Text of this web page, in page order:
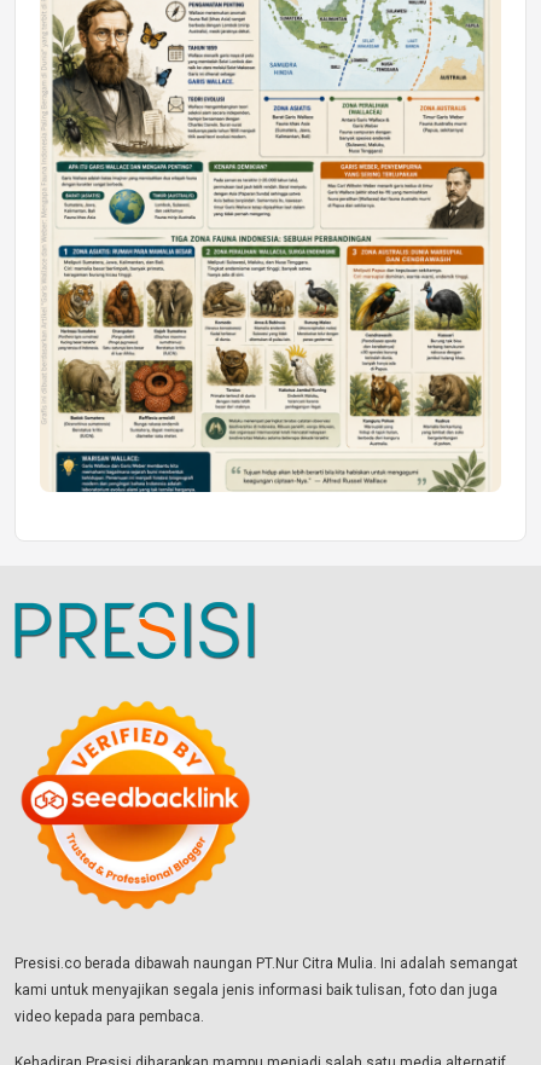
Astra Motor Kalimantan Timur 2 Dukung
Mahasiswa Samarinda dalam Astra
Honda SDGs Future Leaders 2026
Jumat, 10 Jul 2026 19:01
Presisi.co berada dibawah naungan PT.Nur Citra Mulia. Ini adalah semangat
kami untuk menyajikan segala jenis informasi baik tulisan, foto dan juga
video kepada para pembaca.